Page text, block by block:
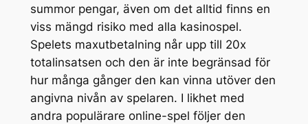
summor pengar, även om det alltid finns en
viss mängd risiko med alla kasinospel.
Spelets maxutbetalning når upp till 20x
totalinsatsen och den är inte begränsad för
hur många gånger den kan vinna utöver den
angivna nivån av spelaren. I likhet med
andra populärare online-spel följer den